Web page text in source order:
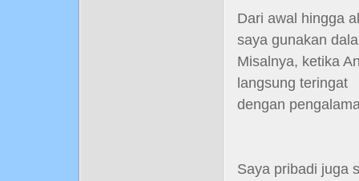
Dari awal hingga
saya gunakan
Misalnya, ketika
langsung teringat
dengan
Saya pribadi juga